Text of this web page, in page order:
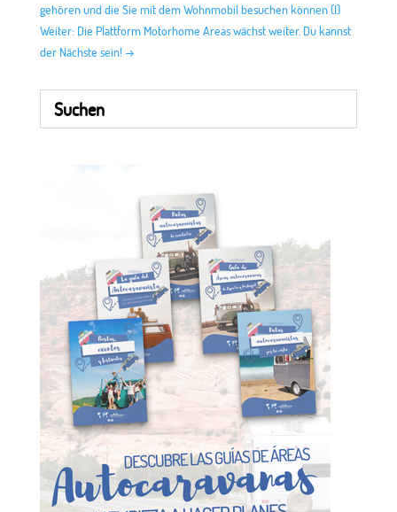
gehören und die Sie mit dem Wohnmobil besuchen können (I)
Weiter: Die Plattform Motorhome Areas wächst weiter. Du kannst
der Nächste sein! →